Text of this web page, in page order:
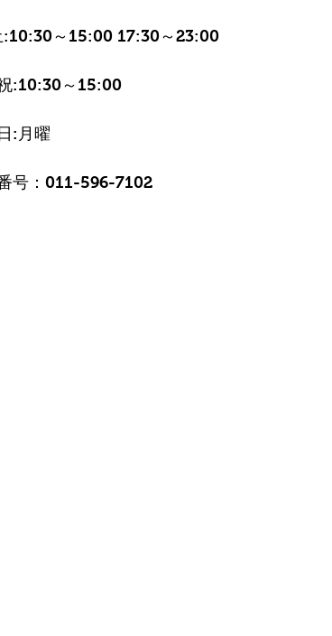
:10:30～15:00 17:30～23:00
:10:30～15:00
:月曜
号：011-596-7102